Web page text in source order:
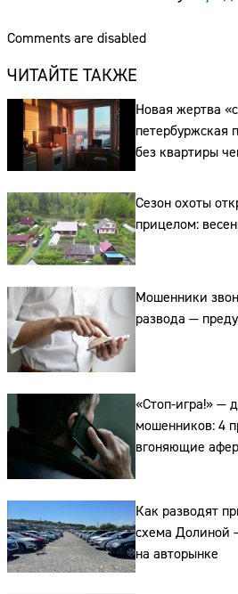
Comments are disabled
ЧИТАЙТЕ ТАКЖЕ
Новая жертва
петербуржская
без квартиры
апелляция не
Сезон охоты
прицелом:
Мошенники
развода —
«Стоп-игра!» —
мошенников: 4
вгоняющие
Как разводят
схема Долиной
на авторынке
Телефон: